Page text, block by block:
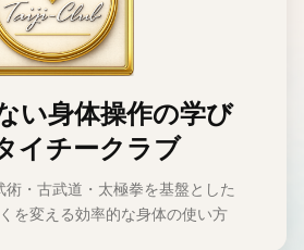
い身体操作の学び
チークラブ
術・古武道・太極拳を基盤とした
を変える効率的な身体の使い方